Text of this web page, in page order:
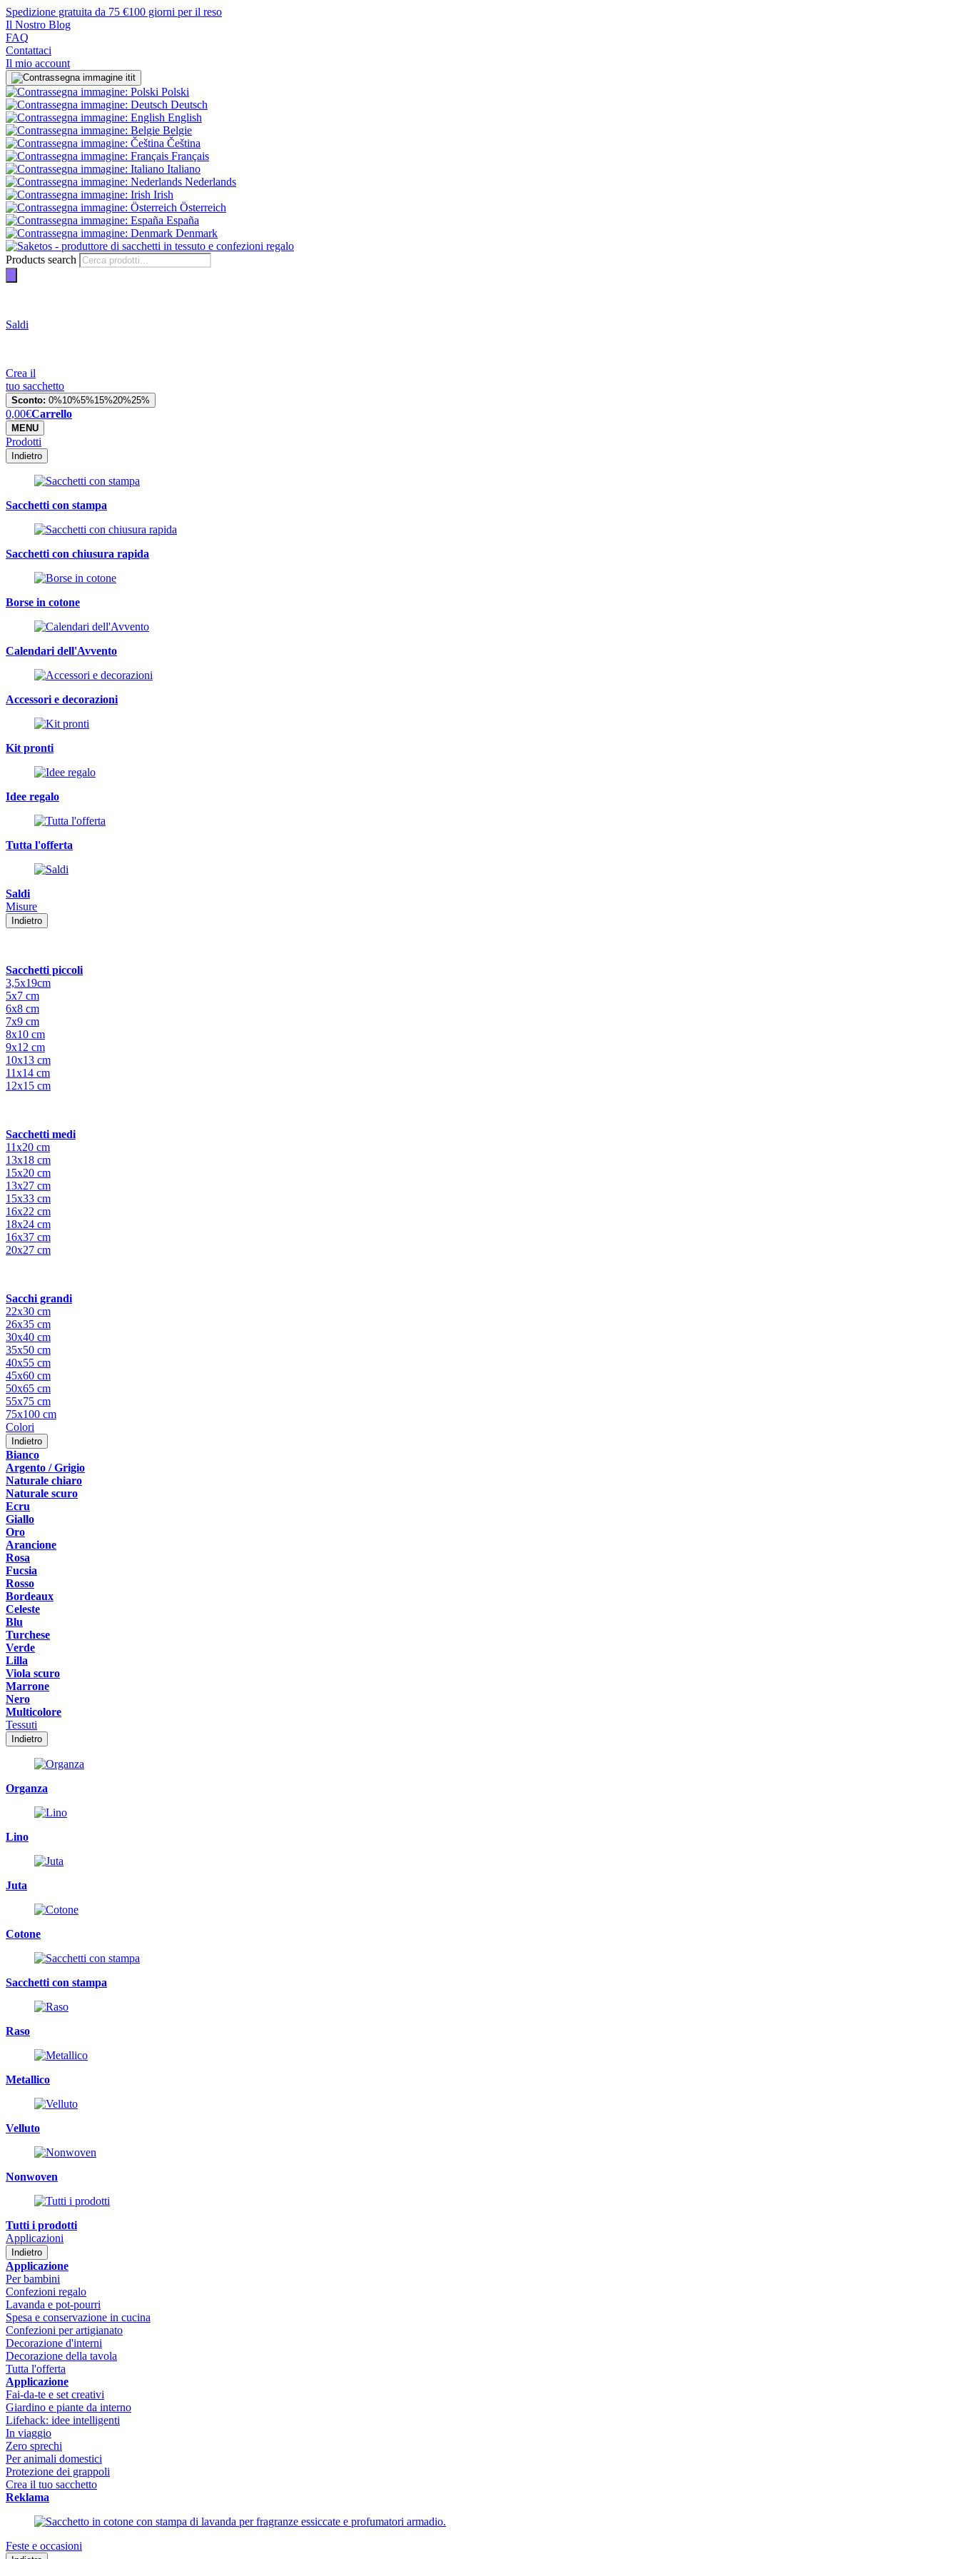
Spedizione gratuita da 75 €100 giorni per il reso
Il Nostro Blog
FAQ
Contattaci
Il mio account
it
Polski
Deutsch
English
Belgie
Čeština
Français
Italiano
Nederlands
Irish
Österreich
España
Denmark
Products search
Saldi
Crea il
tuo sacchetto
Sconto: 0%10%5%15%20%25%
0,00€Carrello
MENU
Prodotti
Indietro
Sacchetti con stampa
Sacchetti con chiusura rapida
Borse in cotone
Calendari dell'Avvento
Accessori e decorazioni
Kit pronti
Idee regalo
Tutta l'offerta
Saldi
Misure
Indietro
Sacchetti piccoli
3,5x19cm
5x7 cm
6x8 cm
7x9 cm
8x10 cm
9x12 cm
10x13 cm
11x14 cm
12x15 cm
Sacchetti medi
11x20 cm
13x18 cm
15x20 cm
13x27 cm
15x33 cm
16x22 cm
18x24 cm
16x37 cm
20x27 cm
Sacchi grandi
22x30 cm
26x35 cm
30x40 cm
35x50 cm
40x55 cm
45x60 cm
50x65 cm
55x75 cm
75x100 cm
Colori
Indietro
Bianco
Argento / Grigio
Naturale chiaro
Naturale scuro
Ecru
Giallo
Oro
Arancione
Rosa
Fucsia
Rosso
Bordeaux
Celeste
Blu
Turchese
Verde
Lilla
Viola scuro
Marrone
Nero
Multicolore
Tessuti
Indietro
Organza
Lino
Juta
Cotone
Sacchetti con stampa
Raso
Metallico
Velluto
Nonwoven
Tutti i prodotti
Applicazioni
Indietro
Applicazione
Per bambini
Confezioni regalo
Lavanda e pot-pourri
Spesa e conservazione in cucina
Confezioni per artigianato
Decorazione d'interni
Decorazione della tavola
Tutta l'offerta
Applicazione
Fai-da-te e set creativi
Giardino e piante da interno
Lifehack: idee intelligenti
In viaggio
Zero sprechi
Per animali domestici
Protezione dei grappoli
Crea il tuo sacchetto
Reklama
Feste e occasioni